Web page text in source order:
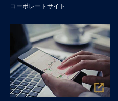
コーポレートサイト